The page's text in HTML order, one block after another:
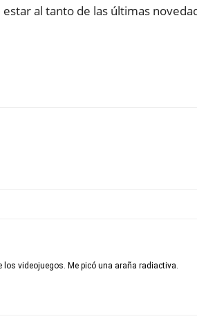
estar al tanto de las últimas
los videojuegos. Me picó una araña radiactiva.